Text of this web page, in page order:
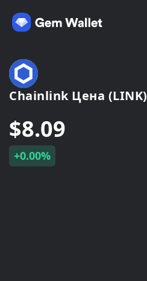
Chainlink Цена (LINK)
$8.09
+0.00%